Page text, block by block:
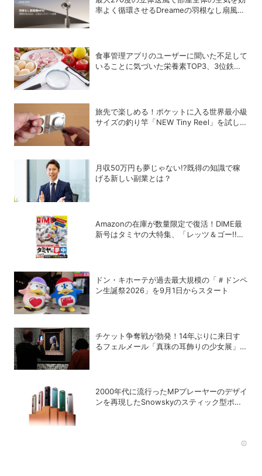
率よく循環させるDreameの羽根なし扇風機
食事管理アプリのユーザーに聞いた不足して
いることに気づいた栄養素TOP3、3位鉄、2
旅先で楽しめる！ポケットに入る世界最小級
サイズの釣り竿「NEW Tiny Reel」を試して
月収50万円も夢じゃない!?既得の知識で稼
げる新しい副業とは？
Amazonの在庫が数量限定で復活！DIME最
新号はタミヤの大特集、「レッツ＆ゴー!!」
ドン・キホーテが過去最大規模の「＃ドンペ
ン生誕祭2026」を9月1日からスタート
チケット争奪戦が勃発！14年ぶりに来日す
るフェルメール「真珠の耳飾りの少女展」の
2000年代に流行ったMPプレーヤーのデザイ
ンを再現したSnowskyのスティック型ポー